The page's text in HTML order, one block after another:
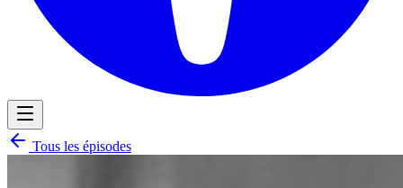
Tous les épisodes